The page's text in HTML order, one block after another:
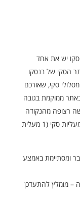
יש את אחד
הסקי של בנסקו
הוא אתר הסקי הגדול ביותר בבולגריה, עם 14 מסלולי סקי, שאורכם
באתר ממוקמת בגובה
רצופה מהנקודה
הגבוהה ביותר, ועד העיירה עצמה. באתר 14 מעליות סקי (1 מעלית
ומסתיימת באמצע
– מומלץ להתעדכן